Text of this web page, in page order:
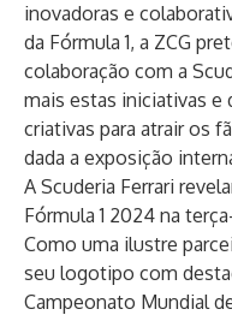
inovadoras e
da Fórmula 1, a ZCG
colaboração com a
mais estas iniciativas e
criativas para atrair os
dada a exposição
A Scuderia Ferrari
Fórmula 1 2024 na
Como uma ilustre
seu logotipo com
Campeonato Mundial